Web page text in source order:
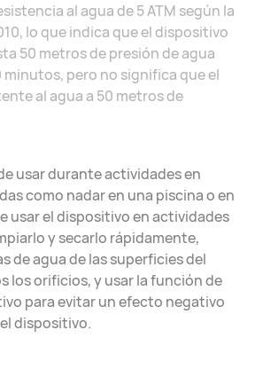
al agua de 5 ATM según la
lo que indica que el dispositivo
50 metros de presión de agua
pero no significa que el
al agua a 50 metros de
usar durante actividades en
como nadar en una piscina o en
usar el dispositivo en actividades
y secarlo rápidamente,
de agua de las superficies del
los orificios, y usar la función de
para evitar un efecto negativo
dispositivo.